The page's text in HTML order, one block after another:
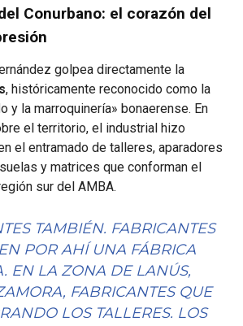
Conurbano: el corazón del
golpea directamente la
, históricamente reconocido como la
y la marroquinería» bonaerense. En
el territorio, el industrial hizo
el entramado de talleres, aparadores
y matrices que conforman el
sur del AMBA.
TAMBIÉN. FABRICANTES
POR AHÍ UNA FÁBRICA
EN LA ZONA DE LANÚS,
FABRICANTES QUE
LOS TALLERES. LOS